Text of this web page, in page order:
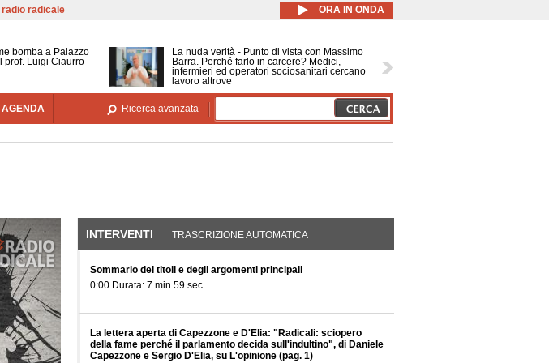
Salta al contenuto principale
radicale ORA IN ONDA
bomba a Palazzo
prof. Luigi Ciaurro
La nuda verità - Punto di vista con Massimo
Barra. Perché farlo in carcere? Medici,
infermieri ed operatori sociosanitari cercano
lavoro altrove
AGENDA Ricerca avanzata
INTERVENTI (SCHEDA ATTIVA)
TRASCRIZIONE AUTOMATICA
Sommario dei titoli e degli argomenti principali
0:00 Durata: 7 min 59 sec
La lettera aperta di Capezzone e D'Elia: "Radicali: sciopero
della fame perché il parlamento decida sull'indultino", di Daniele
Capezzone e Sergio D'Elia, su L'opinione (pag. 1)